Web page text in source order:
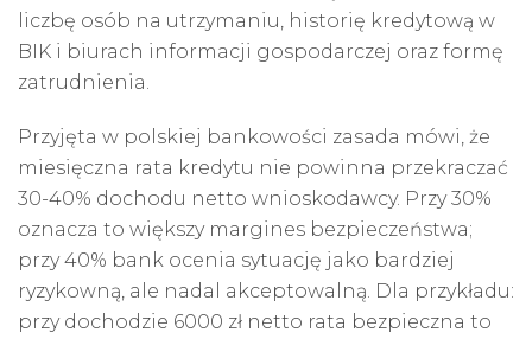
liczbę osób na utrzymaniu, historię kredytową w
BIK i biurach informacji gospodarczej oraz formę
zatrudnienia.
Przyjęta w polskiej bankowości zasada mówi, że
miesięczna rata kredytu nie powinna przekraczać
30-40% dochodu netto wnioskodawcy. Przy 30%
oznacza to większy margines bezpieczeństwa;
przy 40% bank ocenia sytuację jako bardziej
ryzykowną, ale nadal akceptowalną. Dla przykładu:
przy dochodzie 6000 zł netto rata bezpieczna to